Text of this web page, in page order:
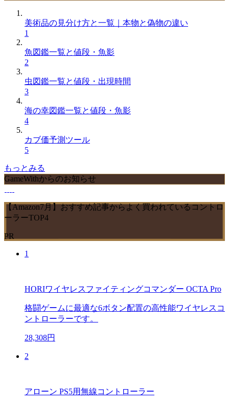
美術品の見分け方と一覧｜本物と偽物の違い
1
魚図鑑一覧と値段・魚影
2
虫図鑑一覧と値段・出現時間
3
海の幸図鑑一覧と値段・魚影
4
カブ価予測ツール
5
もっとみる
GameWithからのお知らせ
【Amazon7月】おすすめ記事からよく買われているコントロ
ーラーTOP4
PR
1
HORIワイヤレスファイティングコマンダー OCTA Pro
格闘ゲームに最適な6ボタン配置の高性能ワイヤレスコ
ントローラーです。
28,308円
2
アローン PS5用無線コントローラー